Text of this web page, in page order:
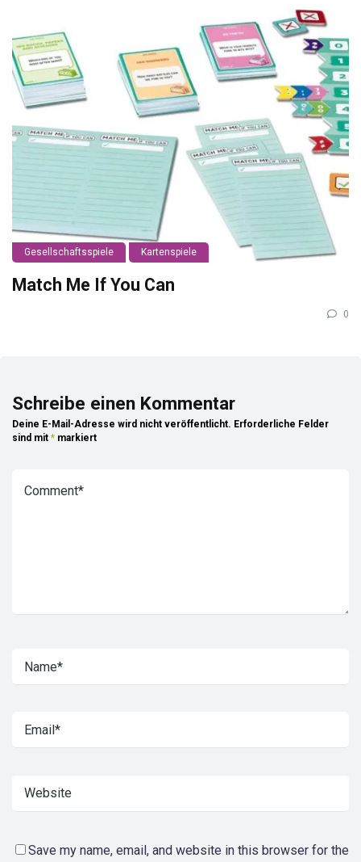
Gesellschaftsspiele Kartenspiele
Match Me If You Can
0
Schreibe einen Kommentar
Deine E-Mail-Adresse wird nicht veröffentlicht. Erforderliche Felder
sind mit * markiert
Save my name, email, and website in this browser for the